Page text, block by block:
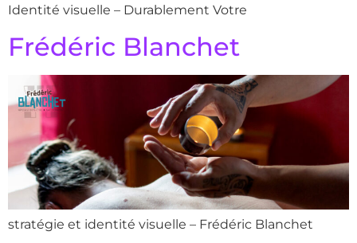
Identité visuelle – Durablement Votre
Frédéric Blanchet
stratégie et identité visuelle – Frédéric Blanchet